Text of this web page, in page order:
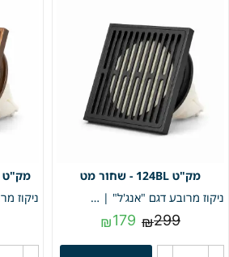
124BL - שחור מט
ניקוז מרובע דגם "אנג'ל" | 10/10 | פטנט חוסם ריחות וחרקים | שחור מט | מק"ט 124BL
₪299
₪179